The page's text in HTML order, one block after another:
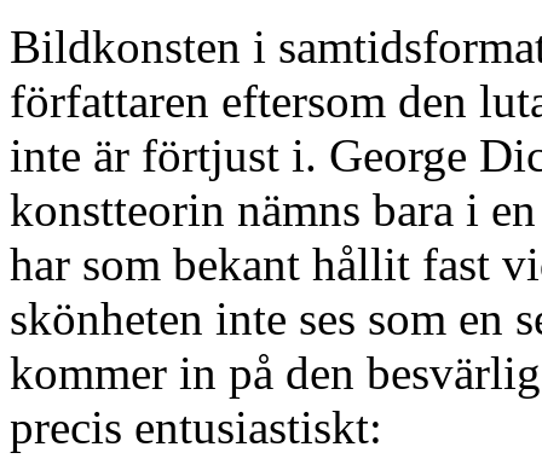
Bildkonsten i
författaren eftersom den
inte är förtjust i. George
konstteorin nämns bara i
har som bekant hållit fast
skönheten inte ses som en
kommer in på den
precis entusiastiskt: